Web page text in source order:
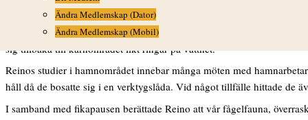
Ändra Medlemskap (Dator)
Ändra Medlemskap (Mobil)
minskat undrade vi? Ja, en bidragande orsak är antagligen att
rödstjärtarna som äter insekterna kring blommorna. Även
sig tillbaka till kärnområdet likt ringar på vattnet.
Reinos studier i hamnområdet innebar många möten med
håll då de bosatte sig i en verktygslåda. Vid något tillfälle hittade de
I samband med fikapausen berättade Reino att vår fågelfauna,